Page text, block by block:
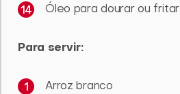
Óleo para dourar ou fritar
Para servir:
Arroz branco